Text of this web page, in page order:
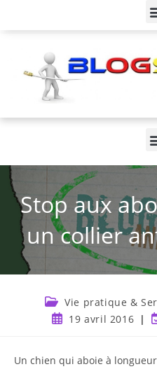
Stop aux
un collier
Vie pratique &
19 avril 2016
Un chien qui aboie à